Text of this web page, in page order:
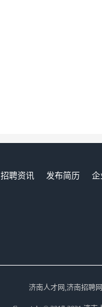
招聘资讯 发布简历 企
济南人才网,济南招聘